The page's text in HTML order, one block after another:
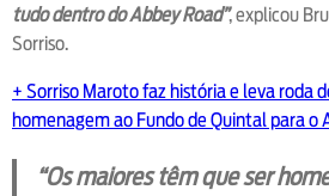
tudo dentro do Abbey Road”, explicou
Sorriso.
+ Sorriso Maroto faz história e leva roda
homenagem ao Fundo de Quintal para o
“Os maiores têm que ser